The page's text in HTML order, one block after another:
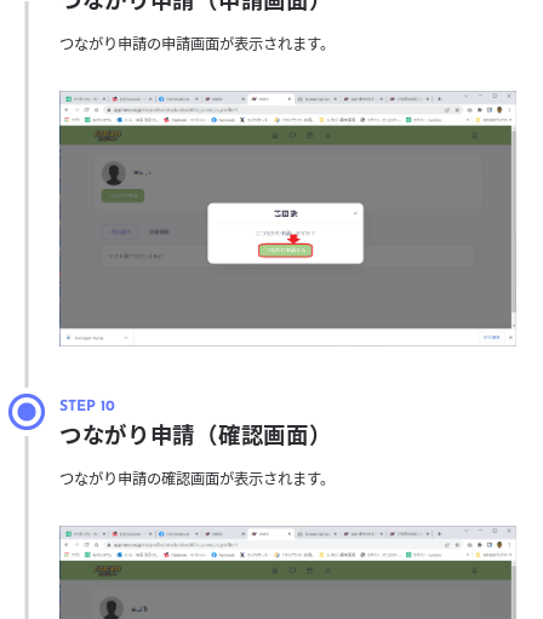
つながり申請の申請画面が表示されます。
つながり申請（確認画面）
つながり申請の確認画面が表示されます。